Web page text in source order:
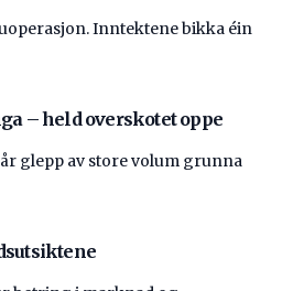
Inntektene bikka éin
– held overskotet oppe
glepp av store volum grunna